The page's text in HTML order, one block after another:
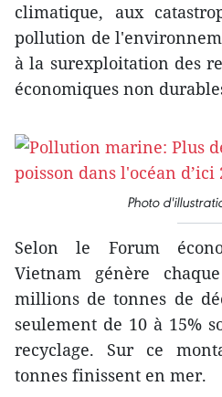
climatique, aux
pollution de
à la surexploitation des
économiques non
Photo
Selon le Forum
Vietnam génère
millions de tonnes de
seulement de 10 à 15%
recyclage. Sur ce
tonnes finissent en mer.